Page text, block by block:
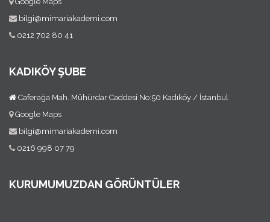
bilgi@mimariakademi.com
0212 702 80 41
KADIKÖY ŞUBE
Caferağa Mah. Mühürdar Caddesi No:50 Kadıköy / İstanbul
Google Maps
bilgi@mimariakademi.com
0216 998 07 79
KURUMUMUZDAN GÖRÜNTÜLER